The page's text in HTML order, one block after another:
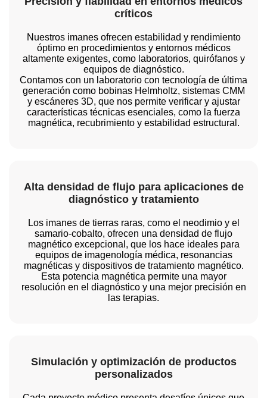
críticos
Nuestros imanes ofrecen estabilidad y rendimiento
óptimo en procedimientos y entornos médicos
altamente exigentes, como laboratorios, quirófanos y
equipos de diagnóstico.
Contamos con un laboratorio con tecnología de última
generación como bobinas Helmholtz, sistemas CMM
y escáneres 3D, que nos permite verificar y ajustar
características técnicas esenciales, como la fuerza
magnética, recubrimiento y estabilidad estructural.
Alta densidad de flujo para aplicaciones de
diagnóstico y tratamiento
Los imanes de tierras raras, como el neodimio y el
samario-cobalto, ofrecen una densidad de flujo
magnético excepcional, que los hace ideales para
equipos de imagenología médica, resonancias
magnéticas y dispositivos de tratamiento magnético.
Esta potencia magnética permite una mayor
resolución en el diagnóstico y una mejor precisión en
las terapias.
Simulación y optimización de productos
personalizados